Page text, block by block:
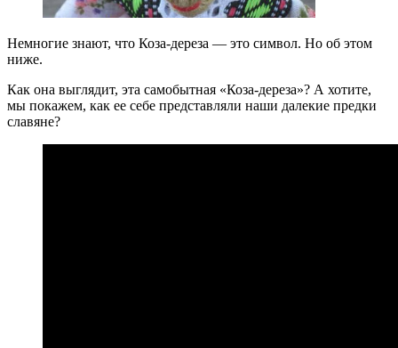
Немногие знают, что Коза-дереза — это символ. Но об этом
ниже.
Как она выглядит, эта самобытная «Коза-дереза»? А хотите,
мы покажем, как ее себе представляли наши далекие предки
славяне?